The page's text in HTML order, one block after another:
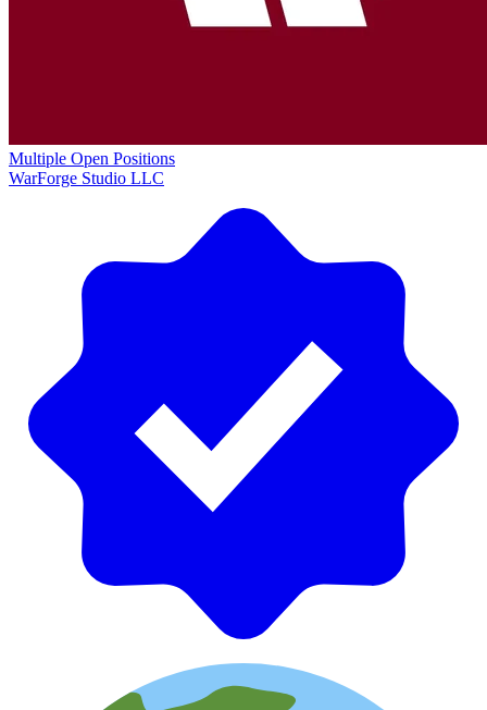
Multiple Open Positions
WarForge Studio LLC